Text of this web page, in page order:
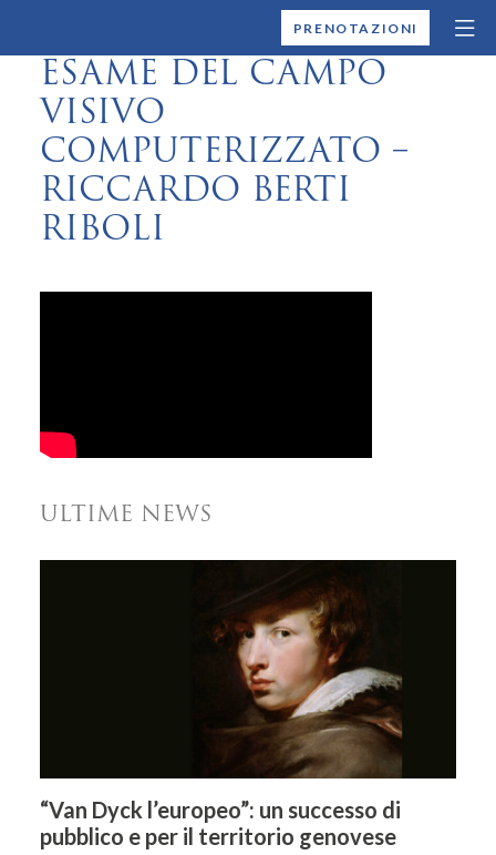
MONTALLEGROPRENOTAZIONI
ESAME DEL CAMPO
VISIVO
COMPUTERIZZATO –
RICCARDO BERTI
RIBOLI
ULTIME NEWS
“Van Dyck l’europeo”: un successo di
pubblico e per il territorio genovese